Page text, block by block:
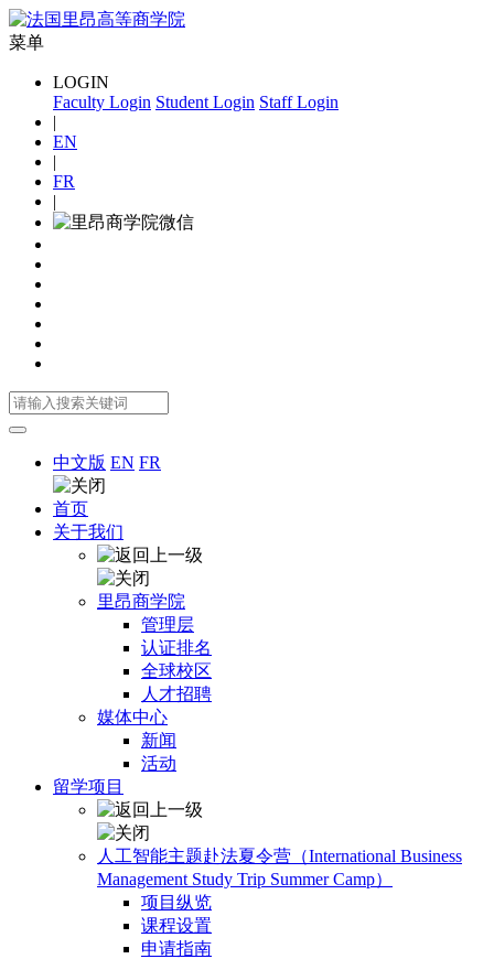
菜单
LOGIN
Faculty Login Student Login Staff Login
|
EN
|
FR
|
中文版 EN FR
首页
关于我们
里昂商学院
管理层
认证排名
全球校区
人才招聘
媒体中心
新闻
活动
留学项目
人工智能主题赴法夏令营（International Business
Management Study Trip Summer Camp）
项目纵览
课程设置
申请指南